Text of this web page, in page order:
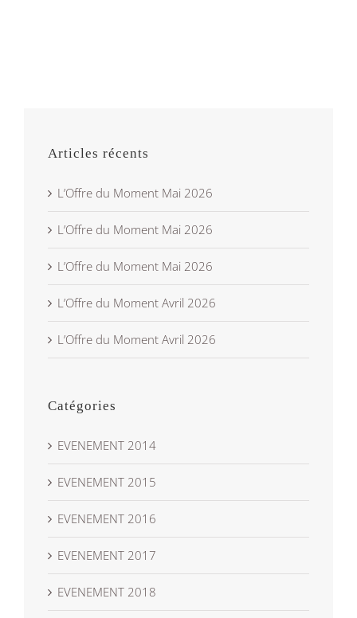
Articles récents
L’Offre du Moment Mai 2026
L’Offre du Moment Mai 2026
L’Offre du Moment Mai 2026
L’Offre du Moment Avril 2026
L’Offre du Moment Avril 2026
Catégories
EVENEMENT 2014
EVENEMENT 2015
EVENEMENT 2016
EVENEMENT 2017
EVENEMENT 2018